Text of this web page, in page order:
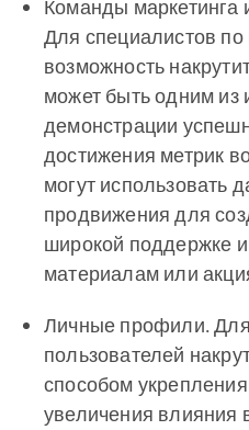
Команды маркетинга
Для специалистов по
возможность
может быть одним из
демонстрации
достижения метрик
могут использовать
продвижения для
широкой поддержке
материалам или
Личные профили.
пользователей
способом
увеличения влияния